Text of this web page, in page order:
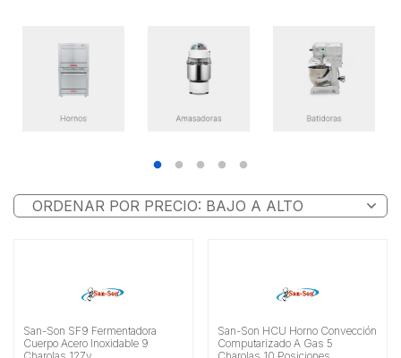
San-Son SF9 Fermentadora
Cuerpo Acero Inoxidable 9
San-Son HCU Horno Convección
Computarizado A Gas 5